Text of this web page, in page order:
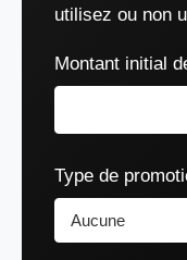
utilisez ou non
Montant initial
Type de